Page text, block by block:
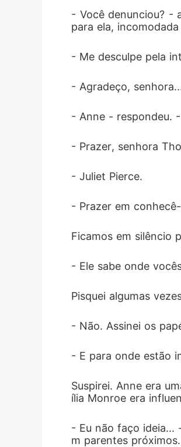
​​- Você denunciou? -
para ela,
- Me desculpe pela
- Agradeço,
- Anne - respondeu.
- Prazer, senhora
- Juliet Pierce.
- Prazer em
Ficamos em silêncio
- Ele sabe onde
Pisquei algumas
- Não. Assinei os
- E para onde estão
Suspirei. Anne era
ília Monroe era
- Eu não faço ideia...
m parentes